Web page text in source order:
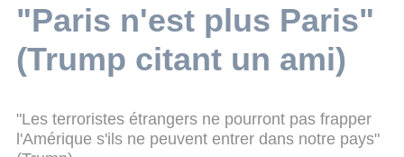
"Paris n'est plus Paris"
(Trump citant un ami)
"Les terroristes étrangers ne pourront pas frapper
l'Amérique s'ils ne peuvent entrer dans notre pays"